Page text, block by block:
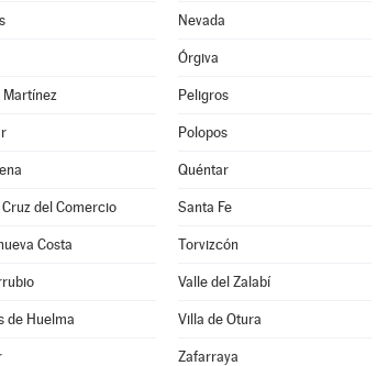
Nevada
Órgiva
Martínez Peligros
Polopos
Quéntar
del Comercio Santa Fe
Costa Torvizcón
Valle del Zalabí
de Huelma Villa de Otura
Zafarraya